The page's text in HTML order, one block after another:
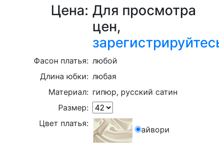
Цена: Для просмотра
цен,
Фасон платья: любой
Длина юбки: любая
Материал: гипюр, русский сатин
Размер:
Цвет платья:
айвори